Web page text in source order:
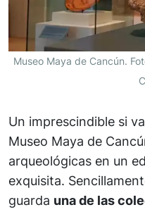
Museo Maya de Cancún.
Un imprescindible si
Museo Maya de
arqueológicas en un
exquisita.
guarda una de las